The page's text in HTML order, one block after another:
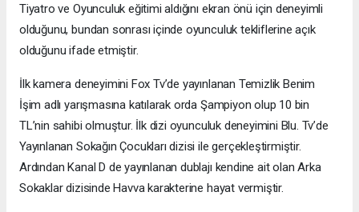
Tiyatro ve Oyunculuk eğitimi aldığını ekran önü için deneyimli
olduğunu, bundan sonrası içinde oyunculuk tekliflerine açık
olduğunu ifade etmiştir.
İlk kamera deneyimini Fox Tv’de yayınlanan Temizlik Benim
İşim adlı yarışmasına katılarak orda Şampiyon olup 10 bin
TL’nin sahibi olmuştur. İlk dizi oyunculuk deneyimini Blu. Tv’de
Yayınlanan Sokağın Çocukları dizisi ile gerçekleştirmiştir.
Ardından Kanal D de yayınlanan dublajı kendine ait olan Arka
Sokaklar dizisinde Havva karakterine hayat vermiştir.